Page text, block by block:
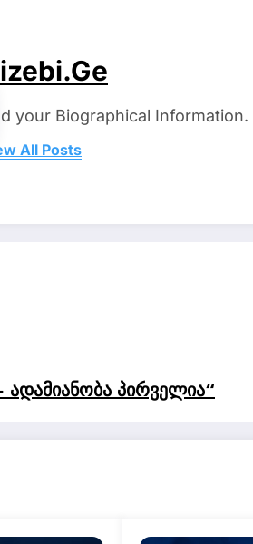
your Biographical Information.
All Posts
პირველია“